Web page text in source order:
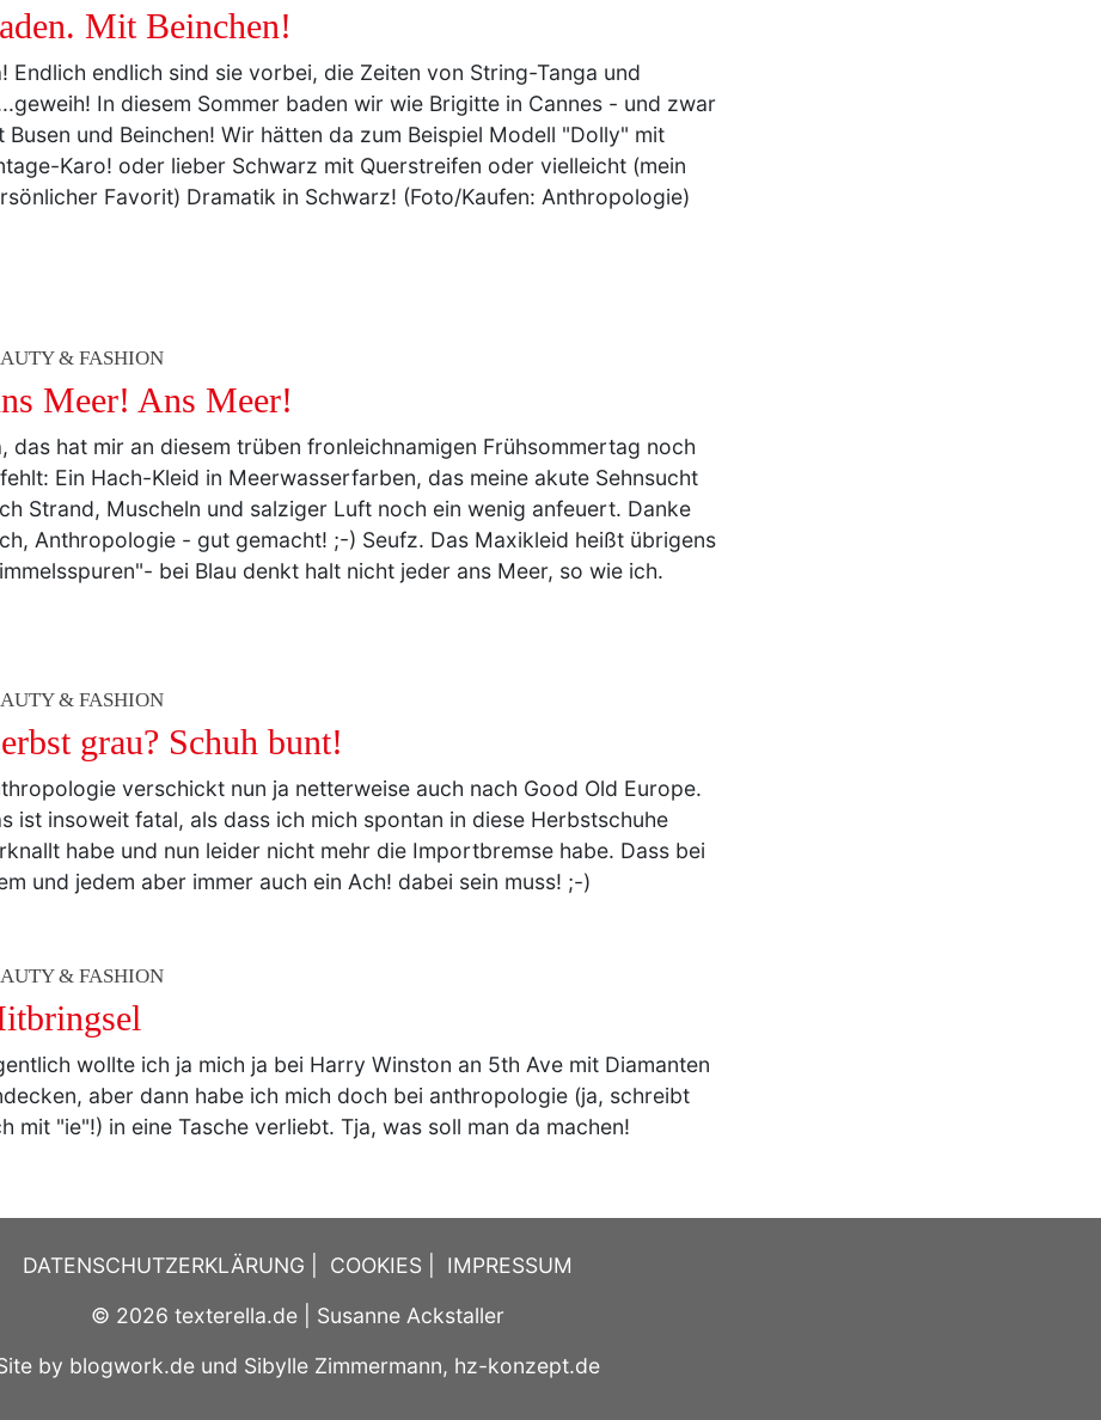
Mit Beinchen!
Endlich endlich sind sie vorbei, die Zeiten von String-Tanga und
In diesem Sommer baden wir wie Brigitte in Cannes - und zwar
Busen und Beinchen! Wir hätten da zum Beispiel Modell "Dolly" mit
Karo! oder lieber Schwarz mit Querstreifen oder vielleicht (mein
Favorit) Dramatik in Schwarz! (Foto/Kaufen: Anthropologie)
& FASHION
Meer! Ans Meer!
das hat mir an diesem trüben fronleichnamigen Frühsommertag noch
Ein Hach-Kleid in Meerwasserfarben, das meine akute Sehnsucht
Strand, Muscheln und salziger Luft noch ein wenig anfeuert. Danke
Anthropologie - gut gemacht! ;-) Seufz. Das Maxikleid heißt übrigens
bei Blau denkt halt nicht jeder ans Meer, so wie ich.
& FASHION
grau? Schuh bunt!
verschickt nun ja netterweise auch nach Good Old Europe.
ist insoweit fatal, als dass ich mich spontan in diese Herbstschuhe
habe und nun leider nicht mehr die Importbremse habe. Dass bei
und jedem aber immer auch ein Ach! dabei sein muss! ;-)
& FASHION
wollte ich ja mich ja bei Harry Winston an 5th Ave mit Diamanten
aber dann habe ich mich doch bei anthropologie (ja, schreibt
mit "ie"!) in eine Tasche verliebt. Tja, was soll man da machen!
DATENSCHUTZERKLÄRUNG COOKIES
IMPRESSUM
© 2026 texterella.de | Susanne Ackstaller
by blogwork.de und Sibylle Zimmermann, hz-konzept.de